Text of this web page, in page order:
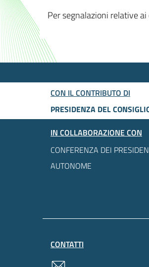
Per segnalazioni relative
CON IL CONTRIBUTO DI
PRESIDENZA DEL
IN COLLABORAZIONE CON
CONFERENZA DEI
AUTONOME
CONTATTI